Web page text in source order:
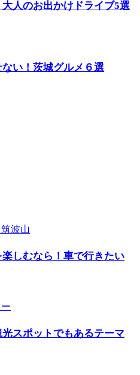
人のお出かけドライブ5選
い！茨城グルメ６選
しむなら！車で行きたい
スポットでもあるテーマ